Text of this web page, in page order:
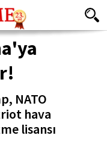
NATO
hava
lisansı